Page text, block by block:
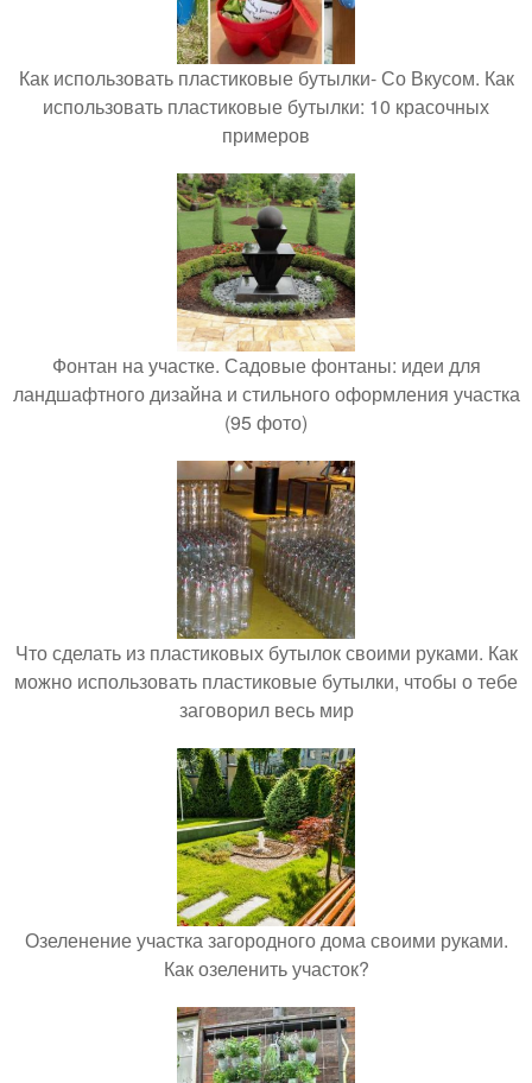
Как использовать пластиковые бутылки- Со Вкусом. Как
использовать пластиковые бутылки: 10 красочных
примеров
Фонтан на участке. Садовые фонтаны: идеи для
ландшафтного дизайна и стильного оформления участка
(95 фото)
Что сделать из пластиковых бутылок своими руками. Как
можно использовать пластиковые бутылки, чтобы о тебе
заговорил весь мир
Озеленение участка загородного дома своими руками.
Как озеленить участок?